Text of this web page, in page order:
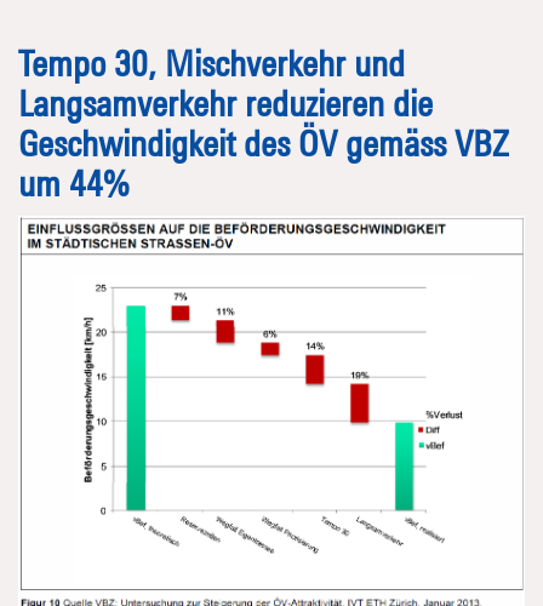
Tempo 30, Mischverkehr und
Langsamverkehr reduzieren die
Geschwindigkeit des ÖV gemäss VBZ
um 44%